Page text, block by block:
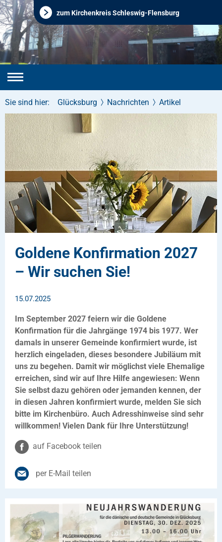
zum Kirchenkreis Schleswig-Flensburg
Sie sind hier: Glücksburg Nachrichten Artikel
Goldene Konfirmation 2027
– Wir suchen Sie!
15.07.2025
Im September 2027 feiern wir die Goldene
Konfirmation für die Jahrgänge 1974 bis 1977. Wer
damals in unserer Gemeinde konfirmiert wurde, ist
herzlich eingeladen, dieses besondere Jubiläum mit
uns zu begehen. Damit wir möglichst viele Ehemalige
erreichen, sind wir auf Ihre Hilfe angewiesen: Wenn
Sie selbst dazu gehören oder jemanden kennen, der
in diesen Jahren konfirmiert wurde, melden Sie sich
bitte im Kirchenbüro. Auch Adresshinweise sind sehr
willkommen! Vielen Dank für Ihre Unterstützung!
auf Facebook teilen
per E-Mail teilen